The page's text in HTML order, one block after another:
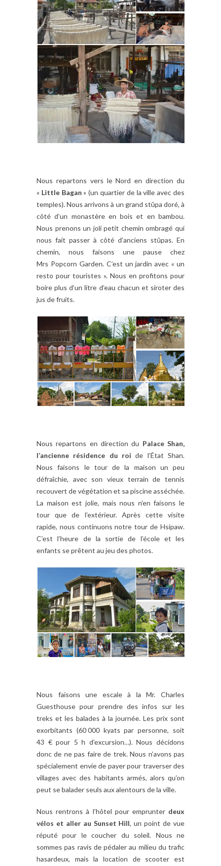
Nous repartons vers le Nord en direction du
« Little Bagan » (un quartier de la ville avec des
temples). Nous arrivons à un grand stûpa doré, à
côté d’un monastère en bois et en bambou.
Nous prenons un joli petit chemin ombragé qui
nous fait passer à côté d’anciens stûpas. En
chemin, nous faisons une pause chez
Mrs Popcorn Garden. C’est un jardin avec « un
resto pour touristes ». Nous en profitons pour
boire plus d’un litre d’eau chacun et siroter des
jus de fruits.
Nous repartons en direction du Palace Shan,
l’ancienne résidence du roide l’État Shan.
Nous faisons le tour de la maison un peu
défraîchie, avec son vieux terrain de tennis
recouvert de végétation et sa piscine asséchée.
La maison est jolie, mais nous n’en faisons le
tour que de l’extérieur. Après cette visite
rapide, nous continuons notre tour de Hsipaw.
C’est l’heure de la sortie de l’école et les
enfants se prêtent au jeu des photos.
Nous faisons une escale à la Mr. Charles
Guesthouse pour prendre des infos sur les
treks et les balades à la journée. Les prix sont
exorbitants (60 000 kyats par personne, soit
43 € pour 5 h d’excursion…). Nous décidons
donc de ne pas faire de trek. Nous n’avons pas
spécialement envie de payer pour traverser des
villages avec des habitants armés, alors qu’on
peut se balader seuls aux alentours de la ville.
Nous rentrons à l’hôtel pour emprunter deux
vélos et aller au Sunset Hill, un point de vue
réputé pour le coucher du soleil. Nous ne
sommes pas ravis de pédaler au milieu du trafic
hasardeux, mais la location de scooter est